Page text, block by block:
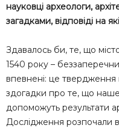
науковці археологи,
загадками, відповіді на
Здавалось би, те, що
1540 року –
впевнені: це твердження
здогадки про те, що
допоможуть результати
Дослідження розпочали